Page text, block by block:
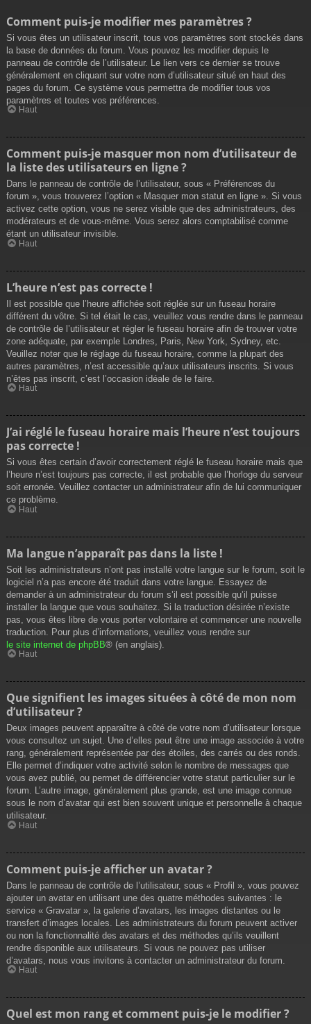
Comment puis-je modifier mes paramètres ?
Si vous êtes un utilisateur inscrit, tous vos paramètres sont stockés dans
la base de données du forum. Vous pouvez les modifier depuis le
panneau de contrôle de l’utilisateur. Le lien vers ce dernier se trouve
généralement en cliquant sur votre nom d’utilisateur situé en haut des
pages du forum. Ce système vous permettra de modifier tous vos
paramètres et toutes vos préférences.
Haut
Comment puis-je masquer mon nom d’utilisateur de
la liste des utilisateurs en ligne ?
Dans le panneau de contrôle de l’utilisateur, sous « Préférences du
forum », vous trouverez l’option « Masquer mon statut en ligne ». Si vous
activez cette option, vous ne serez visible que des administrateurs, des
modérateurs et de vous-même. Vous serez alors comptabilisé comme
étant un utilisateur invisible.
Haut
L’heure n’est pas correcte !
Il est possible que l’heure affichée soit réglée sur un fuseau horaire
différent du vôtre. Si tel était le cas, veuillez vous rendre dans le panneau
de contrôle de l’utilisateur et régler le fuseau horaire afin de trouver votre
zone adéquate, par exemple Londres, Paris, New York, Sydney, etc.
Veuillez noter que le réglage du fuseau horaire, comme la plupart des
autres paramètres, n’est accessible qu’aux utilisateurs inscrits. Si vous
n’êtes pas inscrit, c’est l’occasion idéale de le faire.
Haut
J’ai réglé le fuseau horaire mais l’heure n’est toujours
pas correcte !
Si vous êtes certain d’avoir correctement réglé le fuseau horaire mais que
l’heure n’est toujours pas correcte, il est probable que l’horloge du serveur
soit erronée. Veuillez contacter un administrateur afin de lui communiquer
ce problème.
Haut
Ma langue n’apparaît pas dans la liste !
Soit les administrateurs n’ont pas installé votre langue sur le forum, soit le
logiciel n’a pas encore été traduit dans votre langue. Essayez de
demander à un administrateur du forum s’il est possible qu’il puisse
installer la langue que vous souhaitez. Si la traduction désirée n’existe
pas, vous êtes libre de vous porter volontaire et commencer une nouvelle
traduction. Pour plus d’informations, veuillez vous rendre sur
le site internet de phpBB® (en anglais).
Haut
Que signifient les images situées à côté de mon nom
d’utilisateur ?
Deux images peuvent apparaître à côté de votre nom d’utilisateur lorsque
vous consultez un sujet. Une d’elles peut être une image associée à votre
rang, généralement représentée par des étoiles, des carrés ou des ronds.
Elle permet d’indiquer votre activité selon le nombre de messages que
vous avez publié, ou permet de différencier votre statut particulier sur le
forum. L’autre image, généralement plus grande, est une image connue
sous le nom d’avatar qui est bien souvent unique et personnelle à chaque
utilisateur.
Haut
Comment puis-je afficher un avatar ?
Dans le panneau de contrôle de l’utilisateur, sous « Profil », vous pouvez
ajouter un avatar en utilisant une des quatre méthodes suivantes : le
service « Gravatar », la galerie d’avatars, les images distantes ou le
transfert d’images locales. Les administrateurs du forum peuvent activer
ou non la fonctionnalité des avatars et des méthodes qu’ils veuillent
rendre disponible aux utilisateurs. Si vous ne pouvez pas utiliser
d’avatars, nous vous invitons à contacter un administrateur du forum.
Haut
Quel est mon rang et comment puis-je le modifier ?